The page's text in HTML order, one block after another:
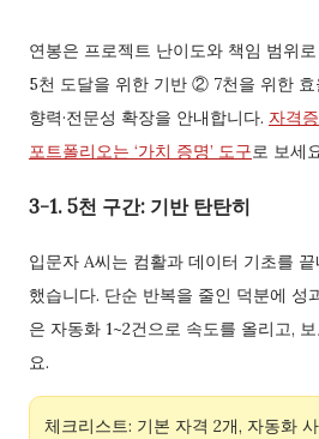
연봉은 프로젝트 난이도와 책임 범위
5천 도달을 위한 기반 ② 7천을 위한
향력·전문성 확장을 안내합니다. 자격
포트폴리오는 ‘가치 증명’ 도구로 보세
3-1. 5천 구간: 기반 탄탄히
입문자 A씨는 컴활과 데이터 기초를
했습니다. 단순 반복을 줄인 덕분에 성
은 자동화 1~2건으로 속도를 올리고,
요.
체크리스트: 기본 자격 2개, 자동화